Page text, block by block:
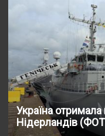
Україна
Нідерландів